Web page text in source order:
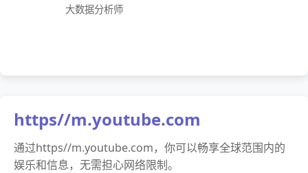
大数据分析师
https//m.youtube.com
通过https//m.youtube.com，你可以畅享全球范围内的
娱乐和信息，无需担心网络限制。